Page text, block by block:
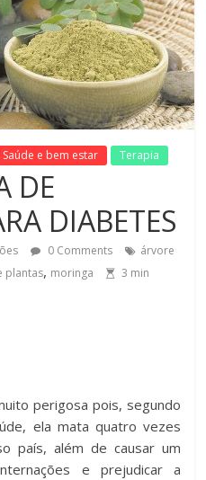
Saúde e bem estar Terapia
DE
DIABETES
0 Comments
árvore
plantas, moringa 3 min
perigosa pois, segundo
ela mata quatro vezes
país, além de causar um
e prejudicar a